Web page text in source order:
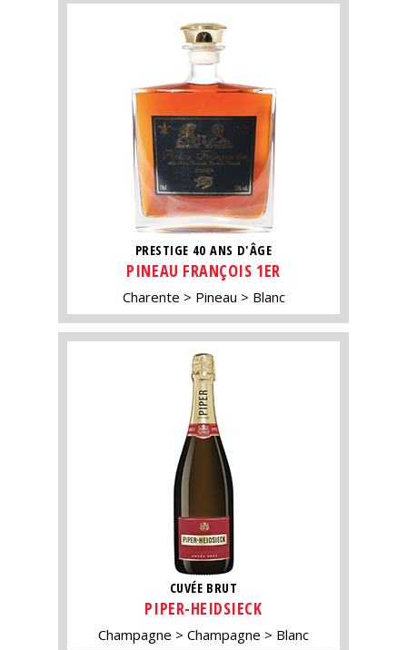
PRESTIGE 40 ANS D'ÂGE
PINEAU FRANÇOIS 1ER
Charente Pineau Blanc
CUVÉE BRUT
PIPER-HEIDSIECK
Champagne Champagne Blanc